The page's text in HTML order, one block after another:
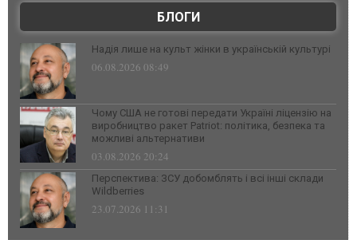
БЛОГИ
Надія лише на культ жінки в українській культурі
06.08.2026 08:49
Чому США не готові передати Україні ліцензію на
виробництво ракет Patriot: політика, безпека та
можливі альтернативи
03.08.2026 20:24
Перспектива: ЗСУ добомблять і всі інші склади
Wildberries
23.07.2026 11:31